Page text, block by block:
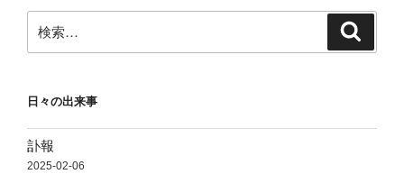
索:
日々の出来事
訃報
2025-02-06